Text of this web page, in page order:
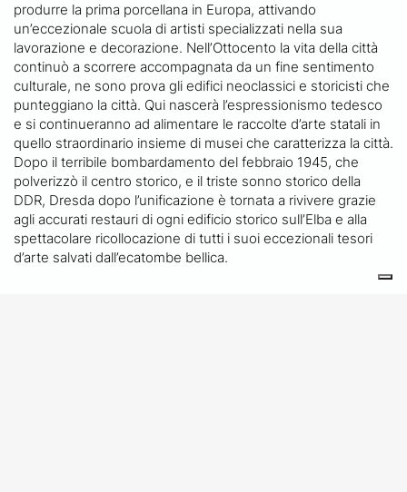
produrre la prima porcellana in Europa, attivando
un’eccezionale scuola di artisti specializzati nella sua
lavorazione e decorazione. Nell’Ottocento la vita della città
continuò a scorrere accompagnata da un fine sentimento
culturale, ne sono prova gli edifici neoclassici e storicisti che
punteggiano la città. Qui nascerà l’espressionismo tedesco
e si continueranno ad alimentare le raccolte d’arte statali in
quello straordinario insieme di musei che caratterizza la città.
Dopo il terribile bombardamento del febbraio 1945, che
polverizzò il centro storico, e il triste sonno storico della
DDR, Dresda dopo l’unificazione è tornata a rivivere grazie
agli accurati restauri di ogni edificio storico sull’Elba e alla
spettacolare ricollocazione di tutti i suoi eccezionali tesori
d’arte salvati dall’ecatombe bellica.